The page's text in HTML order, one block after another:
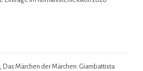
Das Märchen der Märchen: Giambattista